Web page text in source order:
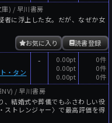
) / 早川書房
者に浮上した女。だが、なぜか女
読書登録
お気に入り
・タン
-
0.00pt
0.00pt
0.00pt
0件
0件
0件
/ 早川書房
、結婚式や葬儀でもふさわしい役
ストレンジャー〉で最高評価を得